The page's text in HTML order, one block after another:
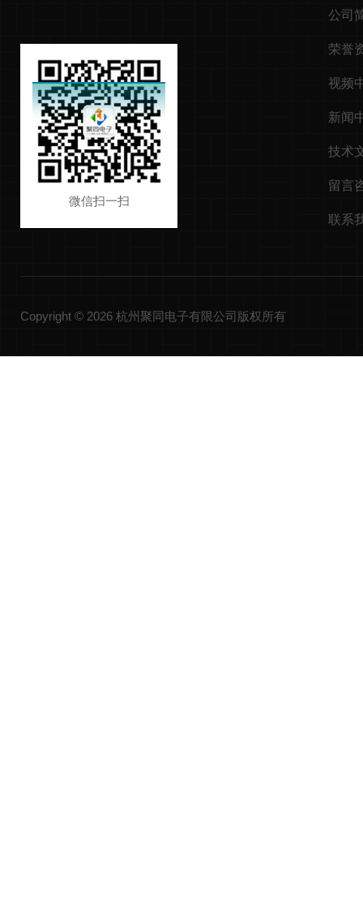
微信扫一扫
公司
荣誉
视频
新闻
技术
留言
联系
Copyright © 2026 杭州聚同电子有限公司版权所有